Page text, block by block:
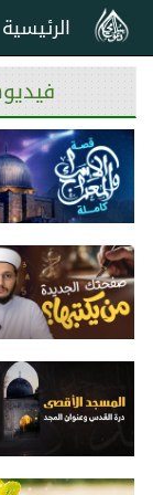
الرئيسية